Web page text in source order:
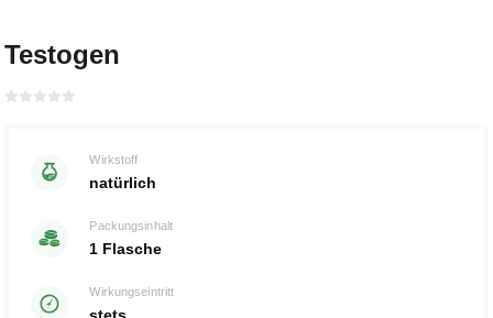
Testogen
Wirkstoff
natürlich
Packungsinhalt
1 Flasche
Wirkungseintritt